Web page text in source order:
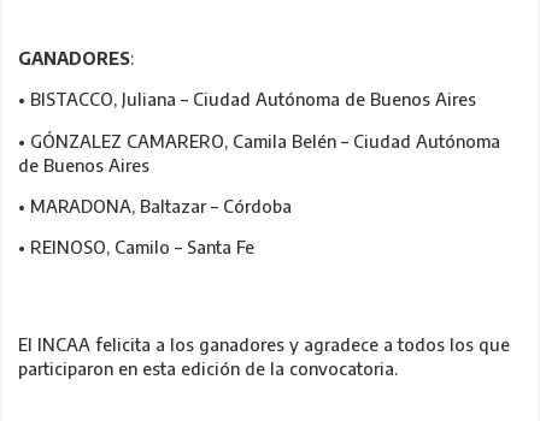
GANADORES:
• BISTACCO, Juliana – Ciudad Autónoma de Buenos Aires
• GÓNZALEZ CAMARERO, Camila Belén – Ciudad Autónoma
de Buenos Aires
• MARADONA, Baltazar – Córdoba
• REINOSO, Camilo – Santa Fe
El INCAA felicita a los ganadores y agradece a todos los que
participaron en esta edición de la convocatoria.